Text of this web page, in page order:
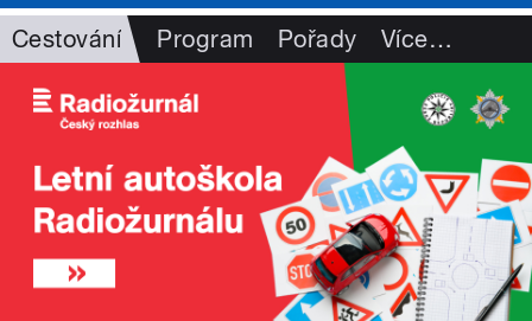
Cestování Program Pořady Více…